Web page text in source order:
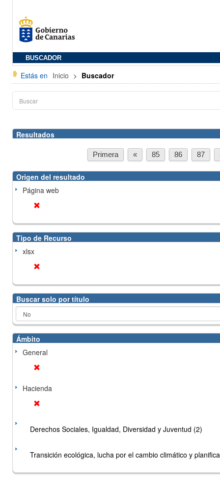
BUSCADOR
Estás en Inicio > Buscador
Resultados
Primera « 85 86 87
Origen del resultado
Página web
Tipo de Recurso
xlsx
Buscar solo por título
Ámbito
General
Hacienda
Derechos Sociales, Igualdad, Diversidad y Juventud (2)
Transición ecológica, lucha por el cambio climático y